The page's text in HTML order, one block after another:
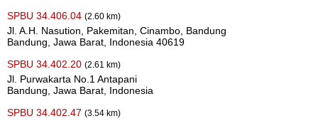
SPBU 34.406.04 (2.60 km)
Jl. A.H. Nasution, Pakemitan, Cinambo, Bandung
Bandung, Jawa Barat, Indonesia 40619
SPBU 34.402.20 (2.61 km)
Jl. Purwakarta No.1 Antapani
Bandung, Jawa Barat, Indonesia
SPBU 34.402.47 (3.54 km)